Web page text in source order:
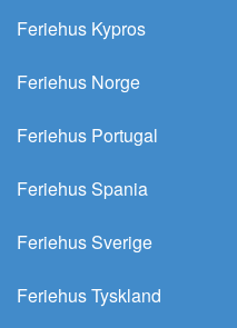
Feriehus Kypros
Feriehus Norge
Feriehus Portugal
Feriehus Spania
Feriehus Sverige
Feriehus Tyskland